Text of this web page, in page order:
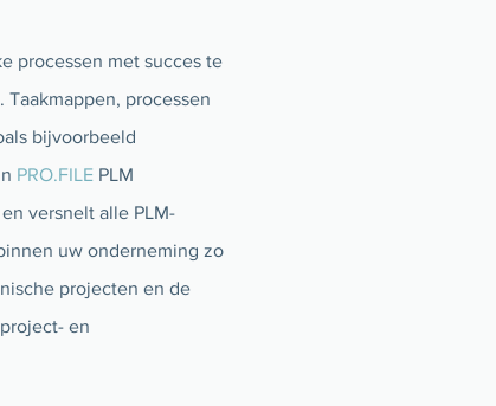
processen met succes te
processen
bijvoorbeeld
PRO.FILE PLM
versnelt alle PLM-
uw onderneming zo
projecten en de
en